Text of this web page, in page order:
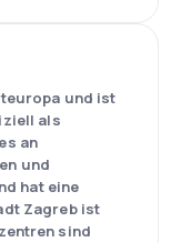
und ist
als
an
und
hat eine
Zagreb ist
sind